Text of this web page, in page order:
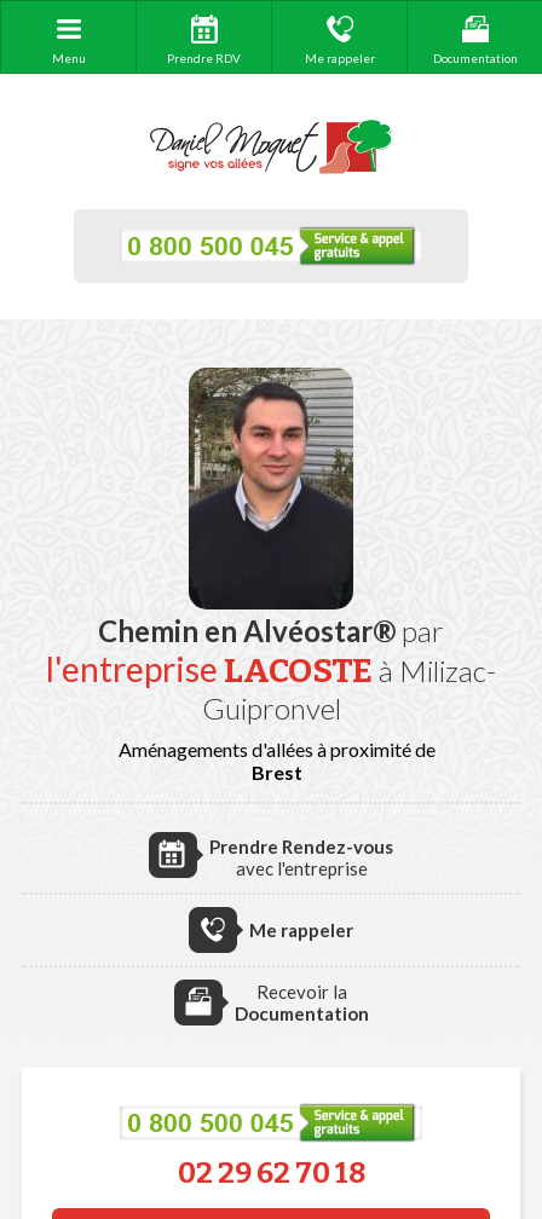
Menu Prendre RDV Me rappeler Documentation
Chemin en Alvéostar® par
l'entreprise LACOSTE à Milizac-
Guipronvel
Aménagements d'allées à proximité de
Brest
Prendre Rendez-vous
avec l'entreprise
Me rappeler
Recevoir la
Documentation
02 29 62 70 18